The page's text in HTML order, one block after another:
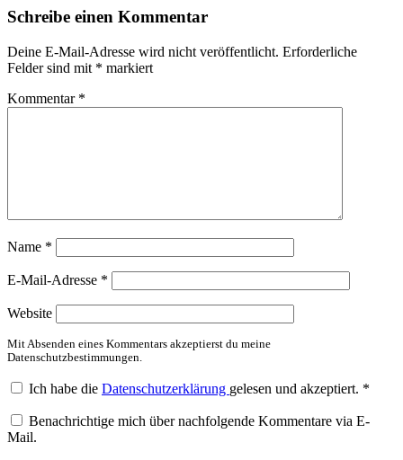
Schreibe einen Kommentar
Deine E-Mail-Adresse wird nicht veröffentlicht. Erforderliche
Felder sind mit * markiert
Kommentar *
Name *
E-Mail-Adresse *
Website
Mit Absenden eines Kommentars akzeptierst du meine
Datenschutzbestimmungen.
Ich habe die Datenschutzerklärung gelesen und akzeptiert. *
Benachrichtige mich über nachfolgende Kommentare via E-
Mail.